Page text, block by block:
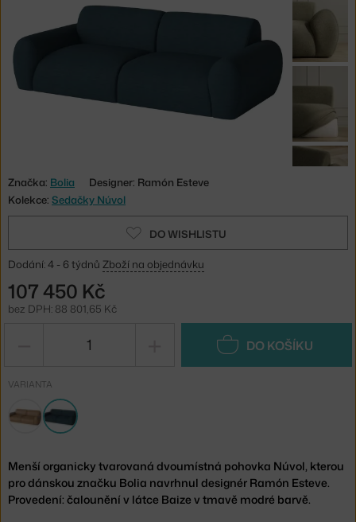
Značka: Bolia
Designer: Ramón Esteve
Kolekce: Sedačky Núvol
DO WISHLISTU
Dodání: 4 - 6 týdnů Zboží na objednávku
107 450 Kč
bez DPH: 88 801,65 Kč
DO KOŠÍKU
VARIANTA
Menší organicky tvarovaná dvoumístná pohovka Núvol, kterou
pro dánskou značku Bolia navrhnul designér Ramón Esteve.
Provedení: čalounění v látce Baize v tmavě modré barvě.